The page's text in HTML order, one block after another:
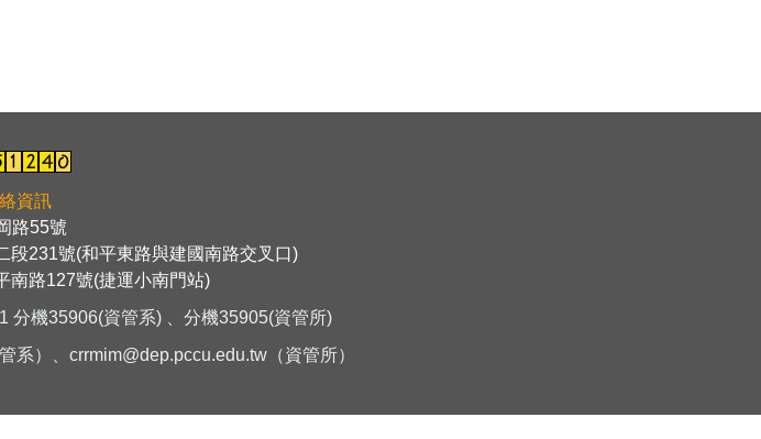
資訊
路55號
段231號(和平東路與建國南路交叉口)
南路127號(捷運小南門站)＿＿＿＿＿
分機35906(資管系) 、 分機35905(資管所)
系）、 crrmim@dep.pccu.edu.tw （資管所）